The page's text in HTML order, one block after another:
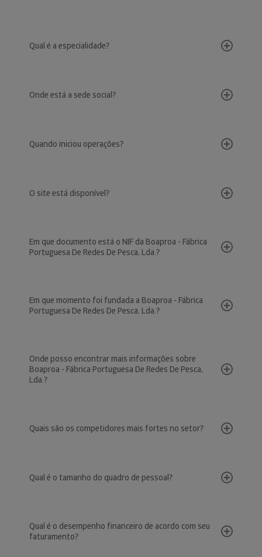
Qual é a especialidade?
Onde está a sede social?
Quando iniciou operações?
O site está disponível?
Em que documento está o NIF da Boaproa - Fábrica
Portuguesa De Redes De Pesca, Lda.?
Em que momento foi fundada a Boaproa - Fábrica
Portuguesa De Redes De Pesca, Lda.?
Onde posso encontrar mais informações sobre
Boaproa - Fábrica Portuguesa De Redes De Pesca,
Lda.?
Quais são os competidores mais fortes no setor?
Qual é o tamanho do quadro de pessoal?
Qual é o desempenho financeiro de acordo com seu
faturamento?